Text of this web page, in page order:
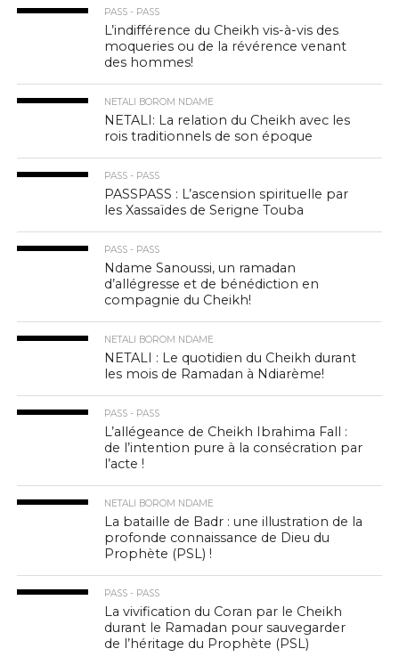
PASS - PASS
L’indifférence du Cheikh vis-à-vis des
moqueries ou de la révérence venant
des hommes!
NETALI BOROM NDAME
NETALI: La relation du Cheikh avec les
rois traditionnels de son époque
PASS - PASS
PASSPASS : L’ascension spirituelle par
les Xassaïdes de Serigne Touba
PASS - PASS
Ndame Sanoussi, un ramadan
d’allégresse et de bénédiction en
compagnie du Cheikh!
NETALI BOROM NDAME
NETALI : Le quotidien du Cheikh durant
les mois de Ramadan à Ndiarème!
PASS - PASS
L’allégeance de Cheikh Ibrahima Fall :
de l’intention pure à la consécration par
l’acte !
NETALI BOROM NDAME
La bataille de Badr : une illustration de la
profonde connaissance de Dieu du
Prophète (PSL) !
PASS - PASS
La vivification du Coran par le Cheikh
durant le Ramadan pour sauvegarder
de l’héritage du Prophète (PSL)